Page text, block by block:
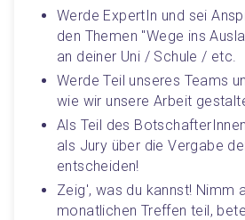
Werde ExpertIn und sei
den Themen "Wege ins
an deiner Uni / Schule / etc.
Werde Teil unseres Teams
wie wir unsere Arbeit
Als Teil des
als Jury über die Vergabe
entscheiden!
Zeig', was du kannst! Nimm
monatlichen Treffen teil,